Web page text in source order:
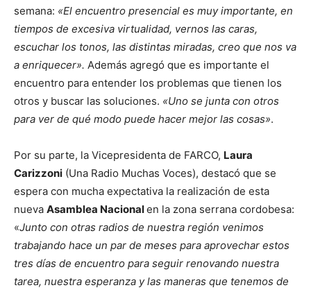
semana: «El encuentro presencial es muy importante, en
tiempos de excesiva virtualidad, vernos las caras,
escuchar los tonos, las distintas miradas, creo que nos va
a enriquecer». Además agregó que es importante el
encuentro para entender los problemas que tienen los
otros y buscar las soluciones. «Uno se junta con otros
para ver de qué modo puede hacer mejor las cosas».
Por su parte, la Vicepresidenta de FARCO, Laura
Carizzoni (Una Radio Muchas Voces), destacó que se
espera con mucha expectativa la realización de esta
nueva Asamblea Nacionalen la zona serrana cordobesa:
«Junto con otras radios de nuestra región venimos
trabajando hace un par de meses para aprovechar estos
tres días de encuentro para seguir renovando nuestra
tarea, nuestra esperanza y las maneras que tenemos de